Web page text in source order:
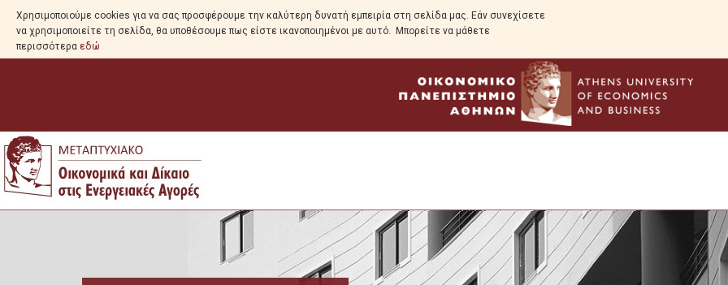
Χρησιμοποιούμε cookies για να σας προσφέρουμε την καλύτερη δυνατή εμπειρία στη σελίδα μας. Εάν συνεχίσετε
να χρησιμοποιείτε τη σελίδα, θα υποθέσουμε πως είστε ικανοποιημένοι με αυτό. Μπορείτε να μάθετε
περισσότερα εδώ
Πρόγραμμα Σπουδών